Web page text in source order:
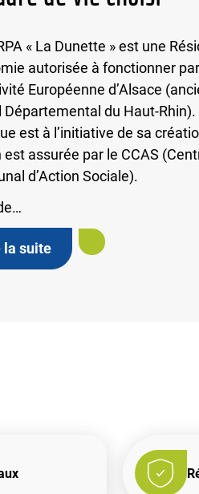
« La Dunette » est une
autorisée à fonctionner
Européenne d’Alsace
Départemental du Haut-Rhin).
est à l’initiative de sa
assurée par le CCAS
d’Action Sociale).
la suite